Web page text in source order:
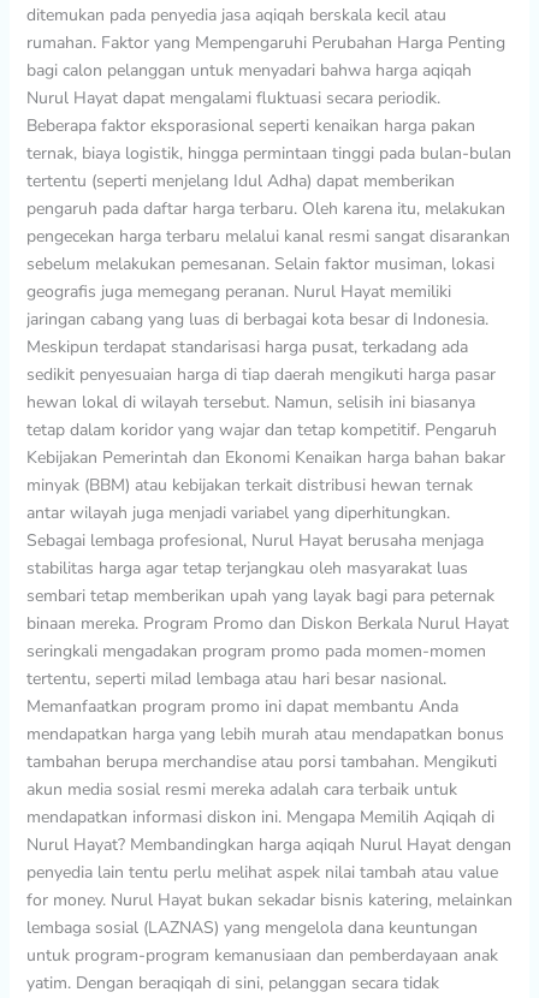
ditemukan pada penyedia jasa aqiqah berskala kecil atau
rumahan. Faktor yang Mempengaruhi Perubahan Harga Penting
bagi calon pelanggan untuk menyadari bahwa harga aqiqah
Nurul Hayat dapat mengalami fluktuasi secara periodik.
Beberapa faktor eksporasional seperti kenaikan harga pakan
ternak, biaya logistik, hingga permintaan tinggi pada bulan-bulan
tertentu (seperti menjelang Idul Adha) dapat memberikan
pengaruh pada daftar harga terbaru. Oleh karena itu, melakukan
pengecekan harga terbaru melalui kanal resmi sangat disarankan
sebelum melakukan pemesanan. Selain faktor musiman, lokasi
geografis juga memegang peranan. Nurul Hayat memiliki
jaringan cabang yang luas di berbagai kota besar di Indonesia.
Meskipun terdapat standarisasi harga pusat, terkadang ada
sedikit penyesuaian harga di tiap daerah mengikuti harga pasar
hewan lokal di wilayah tersebut. Namun, selisih ini biasanya
tetap dalam koridor yang wajar dan tetap kompetitif. Pengaruh
Kebijakan Pemerintah dan Ekonomi Kenaikan harga bahan bakar
minyak (BBM) atau kebijakan terkait distribusi hewan ternak
antar wilayah juga menjadi variabel yang diperhitungkan.
Sebagai lembaga profesional, Nurul Hayat berusaha menjaga
stabilitas harga agar tetap terjangkau oleh masyarakat luas
sembari tetap memberikan upah yang layak bagi para peternak
binaan mereka. Program Promo dan Diskon Berkala Nurul Hayat
seringkali mengadakan program promo pada momen-momen
tertentu, seperti milad lembaga atau hari besar nasional.
Memanfaatkan program promo ini dapat membantu Anda
mendapatkan harga yang lebih murah atau mendapatkan bonus
tambahan berupa merchandise atau porsi tambahan. Mengikuti
akun media sosial resmi mereka adalah cara terbaik untuk
mendapatkan informasi diskon ini. Mengapa Memilih Aqiqah di
Nurul Hayat? Membandingkan harga aqiqah Nurul Hayat dengan
penyedia lain tentu perlu melihat aspek nilai tambah atau value
for money. Nurul Hayat bukan sekadar bisnis katering, melainkan
lembaga sosial (LAZNAS) yang mengelola dana keuntungan
untuk program-program kemanusiaan dan pemberdayaan anak
yatim. Dengan beraqiqah di sini, pelanggan secara tidak